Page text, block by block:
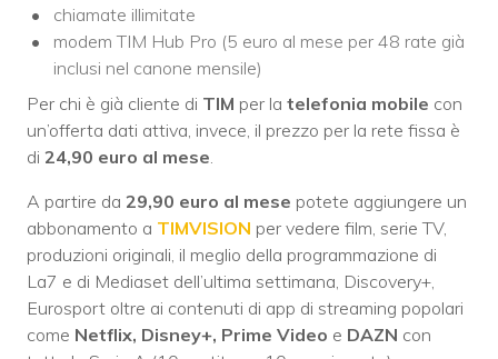
chiamate illimitate
modem TIM Hub Pro (5 euro al mese per 48 rate già
inclusi nel canone mensile)
Per chi è già cliente di TIM per la telefonia mobile con
un’offerta dati attiva, invece, il prezzo per la rete fissa è
di 24,90 euro al mese
A partire da 29,90 euro al mese potete aggiungere un
abbonamento a TIMVISION per vedere film, serie TV,
produzioni originali, il meglio della programmazione di
La7 e di Mediaset dell’ultima settimana, Discovery+,
Eurosport oltre ai contenuti di app di streaming popolari
come Netflix, Disney+, Prime Video e DAZN con